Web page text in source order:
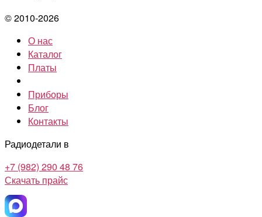
© 2010-2026
О нас
Каталог
Платы
Приборы
Блог
Контакты
Радиодетали в
+7 (982) 290 48 76
Скачать прайс